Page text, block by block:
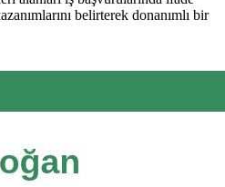
belirterek donanımlı bir